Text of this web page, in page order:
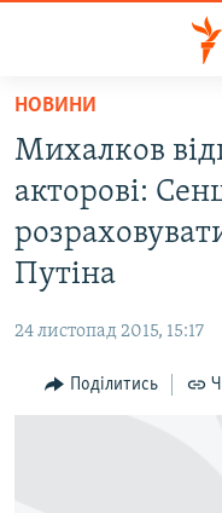
Перейти
основного
матеріалу
Перейти
до
основної
Перейти
пошуку
ВІДЕО ТА ФОТО
ПОЛІТИКА
ІНТЕРВ'Ю
НОВИНИ
Михалков
акторові:
Путіна
24 листопад 2015, 15:17
Поділитись